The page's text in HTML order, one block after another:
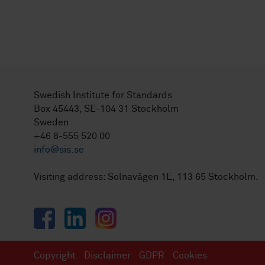
Swedish Institute for Standards
Box 45443, SE-104 31 Stockholm
Sweden
+46 8-555 520 00
info@sis.se
Visiting address: Solnavägen 1E, 113 65 Stockholm.
FacebookLinkedInInstagram
Copyright Disclaimer GDPR Cookies